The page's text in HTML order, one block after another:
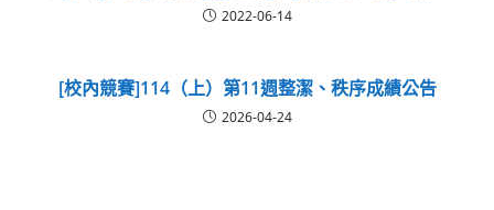
2022-06-14
[校內競賽]114（上）第11週整潔、秩序成績公告
2026-04-24